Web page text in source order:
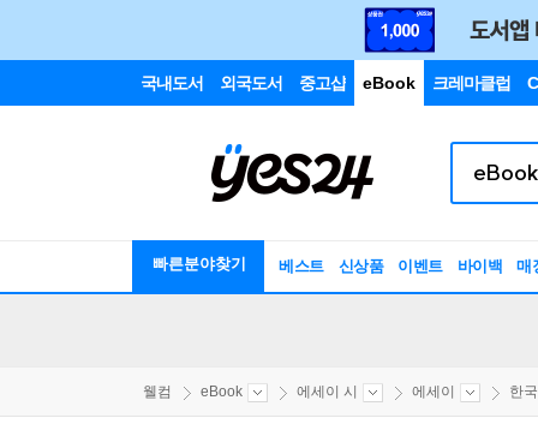
국내도서 외국도서 중고샵 eBook 크레마클럽
빠른분야찾기 베스트 신상품 이벤트 바이백 매
웰컴 eBook 에세이 시 에세이 한